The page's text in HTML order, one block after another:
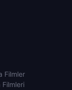
Filmler
Filmleri